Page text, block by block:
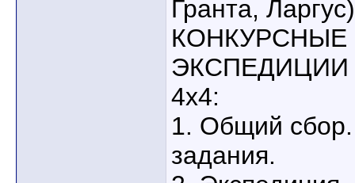
Гранта, Ларгус)
КОНКУРСНЫЕ
4х4:
1. Общий
задания.